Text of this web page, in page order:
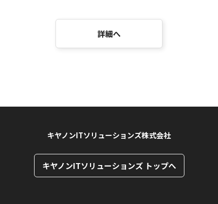
詳細へ
キヤノンITソリューションズ株式会社
キヤノンITソリューションズ トップへ